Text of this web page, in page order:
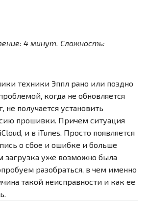
4 минут . Сложность:
техники Эппл рано или поздно
когда не обновляется
не получается установить
прошивки. Причем ситуация
и в iTunes. Просто появляется
о сбое и ошибке и больше
загрузка уже возможно была
разобраться, в чем именно
такой неисправности и как ее